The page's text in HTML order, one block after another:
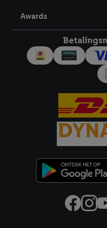
Awards
tonen. Voor dit doel kan
samengevoegd met andere
door Criteo S.A. aan jou zijn
Als je hiervoor toestemming
advertenties worden
eerder interesse hebt
in een winkelmandje van een
niet te kopen). De retargeting
verschillende eindapparaten
diensten worden
en Lidl-diensten, met behulp
Criteo S.A. beschikt, aan jou
Onder "Aanpassen" kun je
je instemt. Verder kan je er